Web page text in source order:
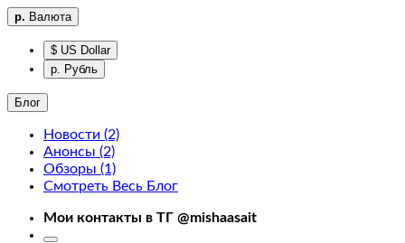
р. Валюта
$ US Dollar
р. Рубль
Блог
Новости (2)
Анонсы (2)
Обзоры (1)
Смотреть Весь Блог
Мои контакты в ТГ @mishaasait
Фильтры
Фильтры